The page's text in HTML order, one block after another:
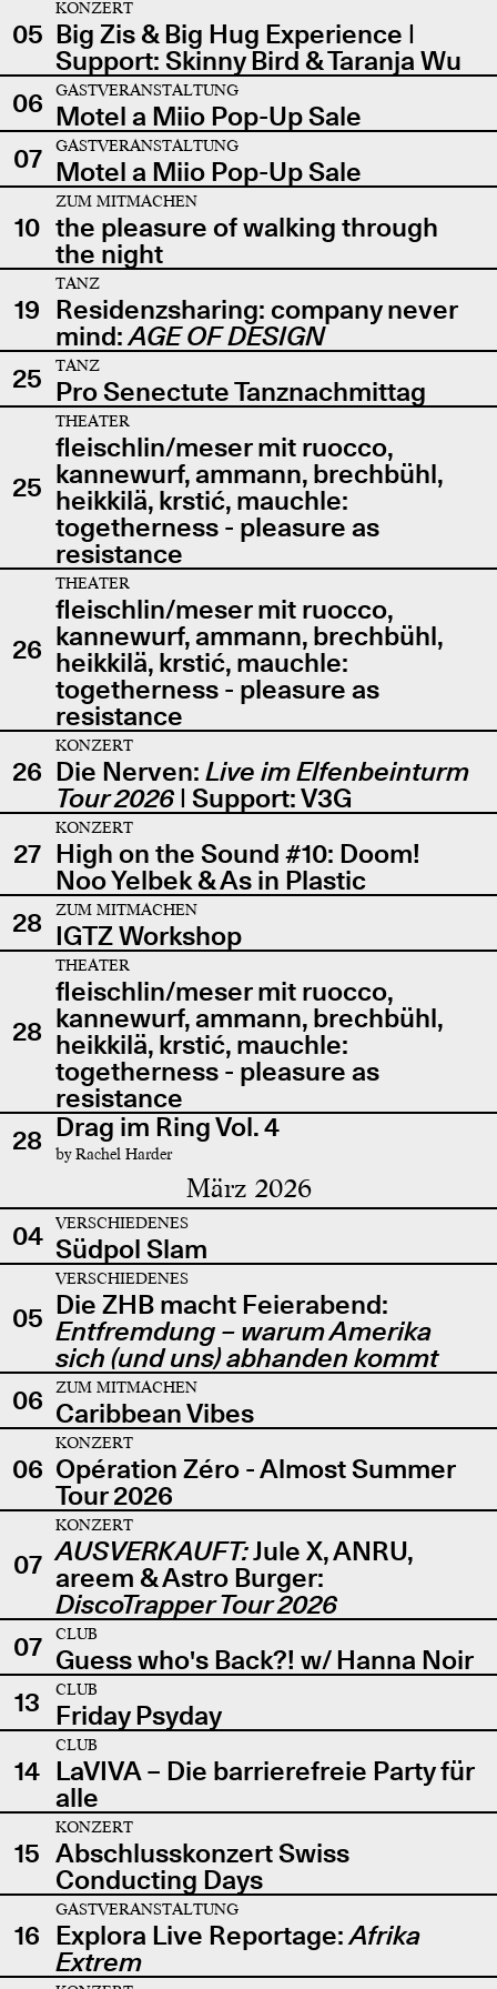
05
KONZERT
Big Zis & Big Hug Experience |
Support: Skinny Bird & Taranja Wu
06
GASTVERANSTALTUNG
Motel a Miio Pop-Up Sale
07
GASTVERANSTALTUNG
Motel a Miio Pop-Up Sale
10
ZUM MITMACHEN
the pleasure of walking through
the night
19
TANZ
Residenzsharing: company never
mind:AGE OF DESIGN
25
TANZ
Pro Senectute Tanznachmittag
25
THEATER
fleischlin/meser mit ruocco,
kannewurf, ammann, brechbühl,
heikkilä, krstić, mauchle:
togetherness - pleasure as
resistance
26
THEATER
fleischlin/meser mit ruocco,
kannewurf, ammann, brechbühl,
heikkilä, krstić, mauchle:
togetherness - pleasure as
resistance
26
KONZERT
Die Nerven: Live im Elfenbeinturm
Tour 2026| Support: V3G
27
KONZERT
High on the Sound #10: Doom!
Noo Yelbek & As in Plastic
28
ZUM MITMACHEN
IGTZ Workshop
28
THEATER
fleischlin/meser mit ruocco,
kannewurf, ammann, brechbühl,
heikkilä, krstić, mauchle:
togetherness - pleasure as
resistance
28 Drag im Ring Vol. 4
by Rachel Harder
März 2026
04 VERSCHIEDENES
Südpol Slam
05
VERSCHIEDENES
Die ZHB macht Feierabend:
Entfremdung – warum Amerika
sich (und uns) abhanden kommt
06
ZUM MITMACHEN
Caribbean Vibes
06
KONZERT
Opération Zéro - Almost Summer
Tour 2026
07
KONZERT
AUSVERKAUFT:Jule X, ANRU,
areem & Astro Burger:
DiscoTrapper Tour 2026
07
CLUB
Guess who's Back?! w/ Hanna Noir
13
CLUB
Friday Psyday
14
CLUB
LaVIVA – Die barrierefreie Party für
alle
15
KONZERT
Abschlusskonzert Swiss
Conducting Days
16
GASTVERANSTALTUNG
Explora Live Reportage:Afrika
Extrem